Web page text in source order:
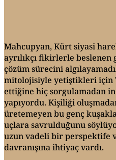
Mahcupyan, Kürt siyasi
ayrılıkçı fikirlerle beslenen
çözüm sürecini
mitolojisiyle yetiştikleri için
ettiğine hiç sorgulamadan
yapıyordu. Kişiliği
üretemeyen bu genç
uçlara savrulduğunu
uzun vadeli bir perspektife
davranışına ihtiyaç vardı.